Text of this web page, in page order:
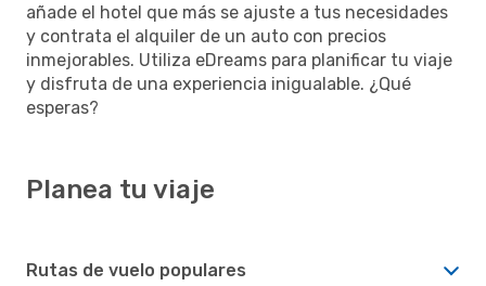
añade el hotel que más se ajuste a tus necesidades
y contrata el alquiler de un auto con precios
inmejorables. Utiliza eDreams para planificar tu viaje
y disfruta de una experiencia inigualable. ¿Qué
esperas?
Planea tu viaje
Rutas de vuelo populares